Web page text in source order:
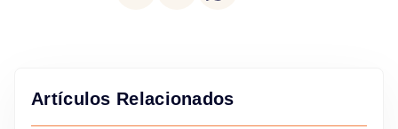
Artículos Relacionados